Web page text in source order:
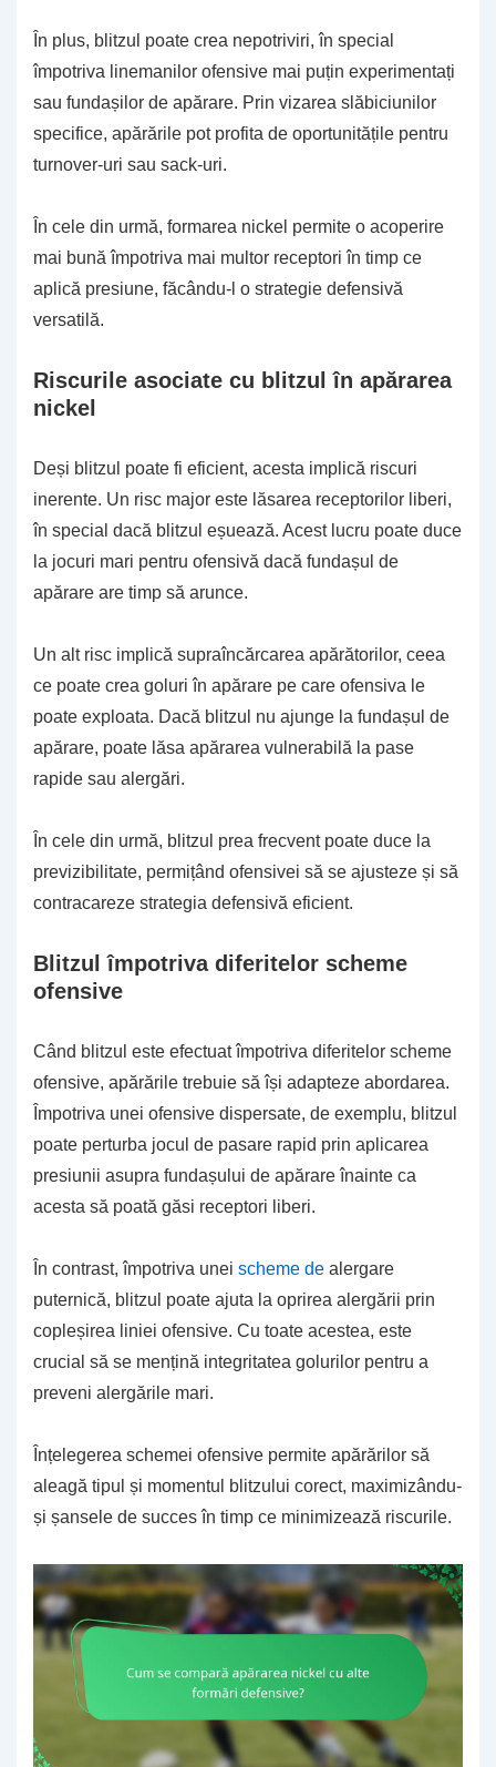
În plus, blitzul poate crea nepotriviri, în special
împotriva linemanilor ofensive mai puțin experimentați
sau fundașilor de apărare. Prin vizarea slăbiciunilor
specifice, apărările pot profita de oportunitățile pentru
turnover-uri sau sack-uri.
În cele din urmă, formarea nickel permite o acoperire
mai bună împotriva mai multor receptori în timp ce
aplică presiune, făcându-l o strategie defensivă
versatilă.
Riscurile asociate cu blitzul în apărarea
nickel
Deși blitzul poate fi eficient, acesta implică riscuri
inerente. Un risc major este lăsarea receptorilor liberi,
în special dacă blitzul eșuează. Acest lucru poate duce
la jocuri mari pentru ofensivă dacă fundașul de
apărare are timp să arunce.
Un alt risc implică supraîncărcarea apărătorilor, ceea
ce poate crea goluri în apărare pe care ofensiva le
poate exploata. Dacă blitzul nu ajunge la fundașul de
apărare, poate lăsa apărarea vulnerabilă la pase
rapide sau alergări.
În cele din urmă, blitzul prea frecvent poate duce la
previzibilitate, permițând ofensivei să se ajusteze și să
contracareze strategia defensivă eficient.
Blitzul împotriva diferitelor scheme
ofensive
Când blitzul este efectuat împotriva diferitelor scheme
ofensive, apărările trebuie să își adapteze abordarea.
Împotriva unei ofensive dispersate, de exemplu, blitzul
poate perturba jocul de pasare rapid prin aplicarea
presiunii asupra fundașului de apărare înainte ca
acesta să poată găsi receptori liberi.
În contrast, împotriva unei scheme de alergare
puternică, blitzul poate ajuta la oprirea alergării prin
copleșirea liniei ofensive. Cu toate acestea, este
crucial să se mențină integritatea golurilor pentru a
preveni alergările mari.
Înțelegerea schemei ofensive permite apărărilor să
aleagă tipul și momentul blitzului corect, maximizându-
și șansele de succes în timp ce minimizează riscurile.